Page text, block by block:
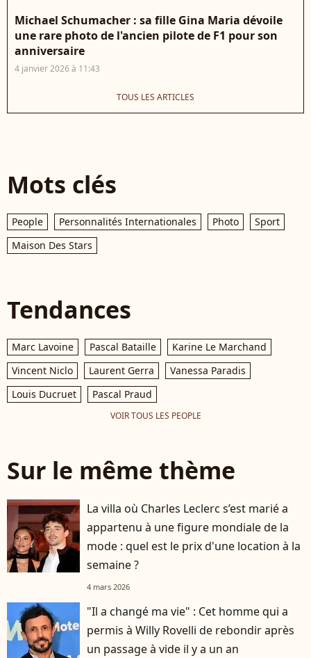
Michael Schumacher : sa fille Gina Maria dévoile
une rare photo de l'ancien pilote de F1 pour son
anniversaire
4 janvier 2026 à 11:43
TOUS LES ARTICLES
Mots clés
People Personnalités Internationales Photo
Sport
Maison Des Stars
Tendances
Marc Lavoine Pascal Bataille
Karine Le Marchand
Vincent Niclo
Laurent Gerra
Vanessa Paradis
Louis Ducruet
Pascal Praud
VOIR TOUS LES PEOPLE
Sur le même thème
La villa où Charles Leclerc s’est marié a
appartenu à une figure mondiale de la
mode : quel est le prix d'une location à la
semaine ?
4 mars 2026
"Il a changé ma vie" : Cet homme qui a
permis à Willy Rovelli de rebondir après
un passage à vide il y a un an